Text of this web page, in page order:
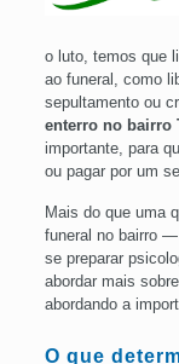
o luto, temos que
ao funeral, como
sepultamento ou
enterro no bairro
importante, para
ou pagar por um
Mais do que uma
funeral no bairro
se preparar
abordar mais
abordando a
O que